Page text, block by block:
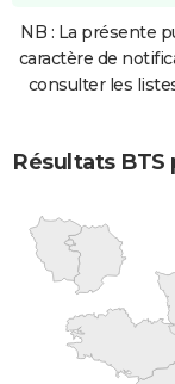
NB : La présente
caractère de
consulter les
Résultats BTS